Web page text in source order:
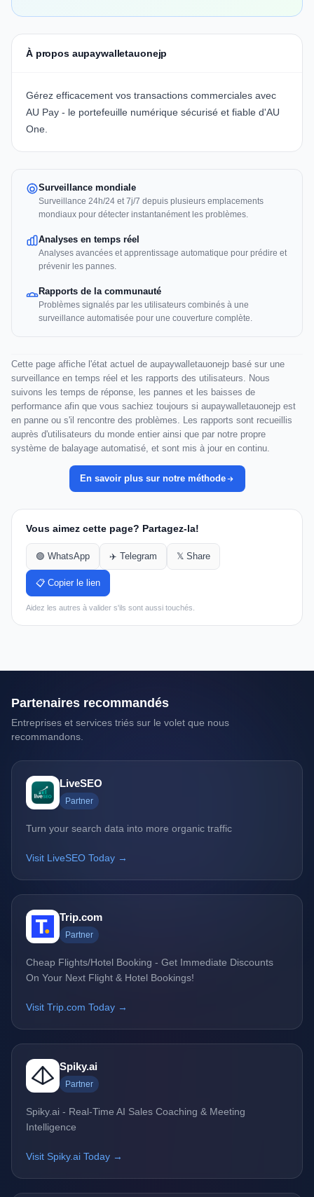
À propos aupaywalletauonejp
Gérez efficacement vos transactions commerciales avec
AU Pay - le portefeuille numérique sécurisé et fiable d'AU
One.
Surveillance mondiale
Surveillance 24h/24 et 7j/7 depuis plusieurs emplacements
mondiaux pour détecter instantanément les problèmes.
Analyses en temps réel
Analyses avancées et apprentissage automatique pour prédire et
prévenir les pannes.
Rapports de la communauté
Problèmes signalés par les utilisateurs combinés à une
surveillance automatisée pour une couverture complète.
Cette page affiche l'état actuel de aupaywalletauonejp basé sur une
surveillance en temps réel et les rapports des utilisateurs. Nous
suivons les temps de réponse, les pannes et les baisses de
performance afin que vous sachiez toujours si aupaywalletauonejp est
en panne ou s'il rencontre des problèmes. Les rapports sont recueillis
auprès d'utilisateurs du monde entier ainsi que par notre propre
système de balayage automatisé, et sont mis à jour en continu.
En savoir plus sur notre méthode
Vous aimez cette page? Partagez-la!
🟢 WhatsApp ✈️ Telegram 𝕏 Share
📋 Copier le lien
Aidez les autres à valider s'ils sont aussi touchés.
Partenaires recommandés
Entreprises et services triés sur le volet que nous
recommandons.
LiveSEO
Partner
Turn your search data into more organic traffic
Visit LiveSEO Today →
Trip.com
Partner
Cheap Flights/Hotel Booking - Get Immediate Discounts
On Your Next Flight & Hotel Bookings!
Visit Trip.com Today →
Spiky.ai
Partner
Spiky.ai - Real-Time AI Sales Coaching & Meeting
Intelligence
Visit Spiky.ai Today →